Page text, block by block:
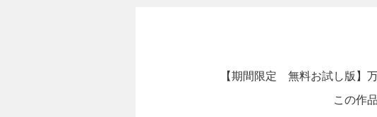
【期間限定 無料お試し版】
この作